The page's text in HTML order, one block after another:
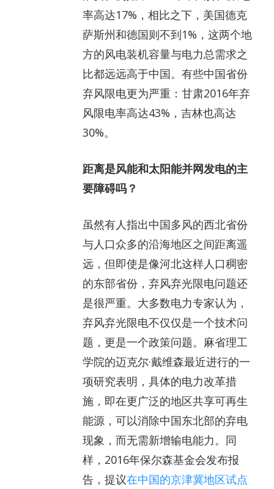
率高达17%，相比之下，美国德克
萨斯州和德国则不到1%，这两个地
方的风电装机容量与电力总需求之
比都远远高于中国。有些中国省份
弃风限电更为严重：甘肃2016年弃
风限电率高达43%，吉林也高达
30%。
距离是风能和太阳能并网发电的主
要障碍吗？
虽然有人指出中国多风的西北省份
与人口众多的沿海地区之间距离遥
远，但即使是像河北这样人口稠密
的东部省份，弃风弃光限电问题还
是很严重。大多数电力专家认为，
弃风弃光限电不仅仅是一个技术问
题，更是一个政策问题。麻省理工
学院的迈克尔·戴维森最近进行的一
项研究表明，具体的电力改革措
施，即在更广泛的地区共享可再生
能源，可以消除中国东北部的弃电
现象，而无需新增输电能力。同
样，2016年保尔森基金会发布报
告，提议在中国的京津冀地区试点